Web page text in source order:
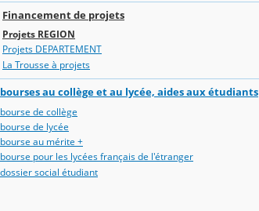
Financement de projets
Projets REGION
Projets DEPARTEMENT
La Trousse à projets
bourses au collège et au lycée, aides aux étudiants
bourse de collège
bourse de lycée
bourse au mérite +
bourse pour les lycées français de l'étranger
dossier social étudiant